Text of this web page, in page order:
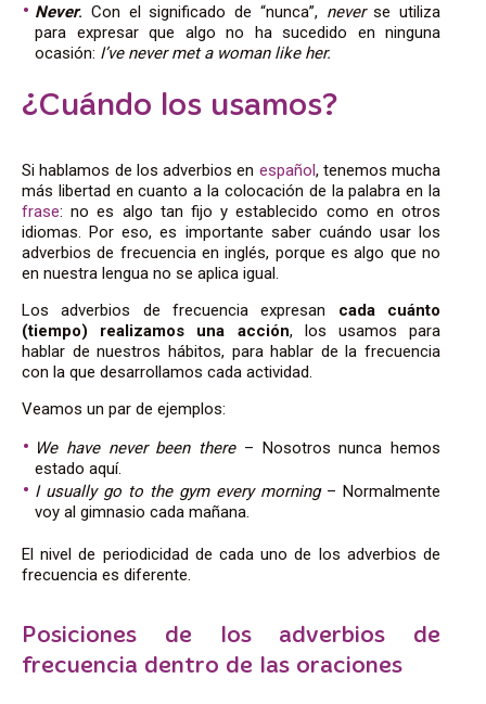
Never. Con el significado de “nunca”, neverse utiliza
para expresar que algo no ha sucedido en ninguna
ocasión: I’ve never met a woman like her.
¿Cuándo los usamos?
Si hablamos de los adverbios en español, tenemos mucha
más libertad en cuanto a la colocación de la palabra en la
frase: no es algo tan fijo y establecido como en otros
idiomas. Por eso, es importante saber cuándo usar los
adverbios de frecuencia en inglés, porque es algo que no
en nuestra lengua no se aplica igual.
Los adverbios de frecuencia expresan cada cuánto
(tiempo) realizamos una acción, los usamos para
hablar de nuestros hábitos, para hablar de la frecuencia
con la que desarrollamos cada actividad.
Veamos un par de ejemplos:
We have never been there– Nosotros nunca hemos
estado aquí.
I usually go to the gym every morning – Normalmente
voy al gimnasio cada mañana.
El nivel de periodicidad de cada uno de los adverbios de
frecuencia es diferente.
Posiciones de los adverbios de
frecuencia dentro de las oraciones